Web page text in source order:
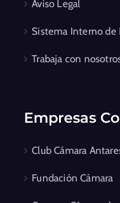
Aviso Legal
Sistema Interno de
Trabaja con
Empresas
Club Cámara
Fundación Cámara